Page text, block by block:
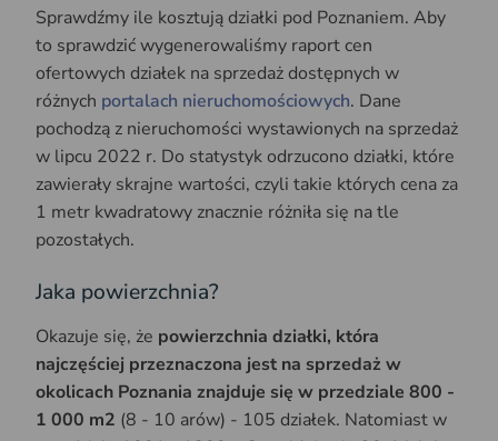
Sprawdźmy ile kosztują działki pod Poznaniem. Aby
to sprawdzić wygenerowaliśmy raport cen
ofertowych działek na sprzedaż dostępnych w
różnych portalach nieruchomościowych. Dane
pochodzą z nieruchomości wystawionych na sprzedaż
w lipcu 2022 r. Do statystyk odrzucono działki, które
zawierały skrajne wartości, czyli takie których cena za
1 metr kwadratowy znacznie różniła się na tle
pozostałych.
Jaka powierzchnia?
Okazuje się, że powierzchnia działki, która
najczęściej przeznaczona jest na sprzedaż w
okolicach Poznania znajduje się w przedziale 800 -
1 000 m2 (8 - 10 arów) - 105 działek. Natomiast w